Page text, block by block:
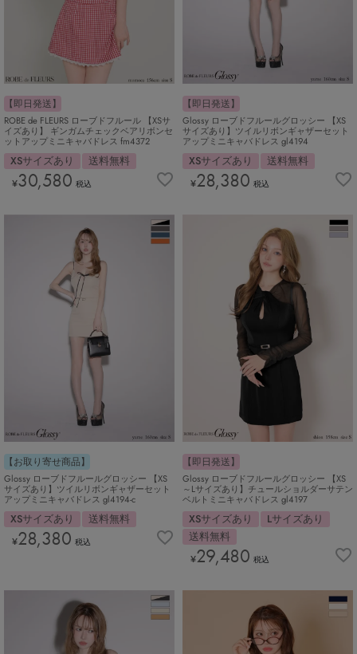
【即日発送】
ROBE de FLEURS ローブドフルール 【XSサ
イズあり】 ギンガムチェックベアリボンセ
ットアップミニキャバドレス fm4372
XSサイズあり 送料無料
¥30,580 税込
【即日発送】
Glossy ローブドフルールグロッシー 【XS
サイズあり】ツイルリボンギャザーセット
アップミニキャバドレス gl4194
XSサイズあり 送料無料
¥28,380 税込
【お取り寄せ商品】
Glossy ローブドフルールグロッシー 【XS
サイズあり】ツイルリボンギャザーセット
アップミニキャバドレス gl4194-c
XSサイズあり 送料無料
¥28,380 税込
【即日発送】
Glossy ローブドフルールグロッシー 【XS
～Lサイズあり】チュールショルダーサテン
ベルトミニキャバドレス gl4197
XSサイズあり
Lサイズあり
送料無料
¥29,480 税込